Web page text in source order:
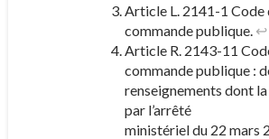
Article L. 2141-1 Code
commande publique. ↩︎
Article R. 2143-11
commande publique :
renseignements dont
par l’arrêté
ministériel du 22 mars